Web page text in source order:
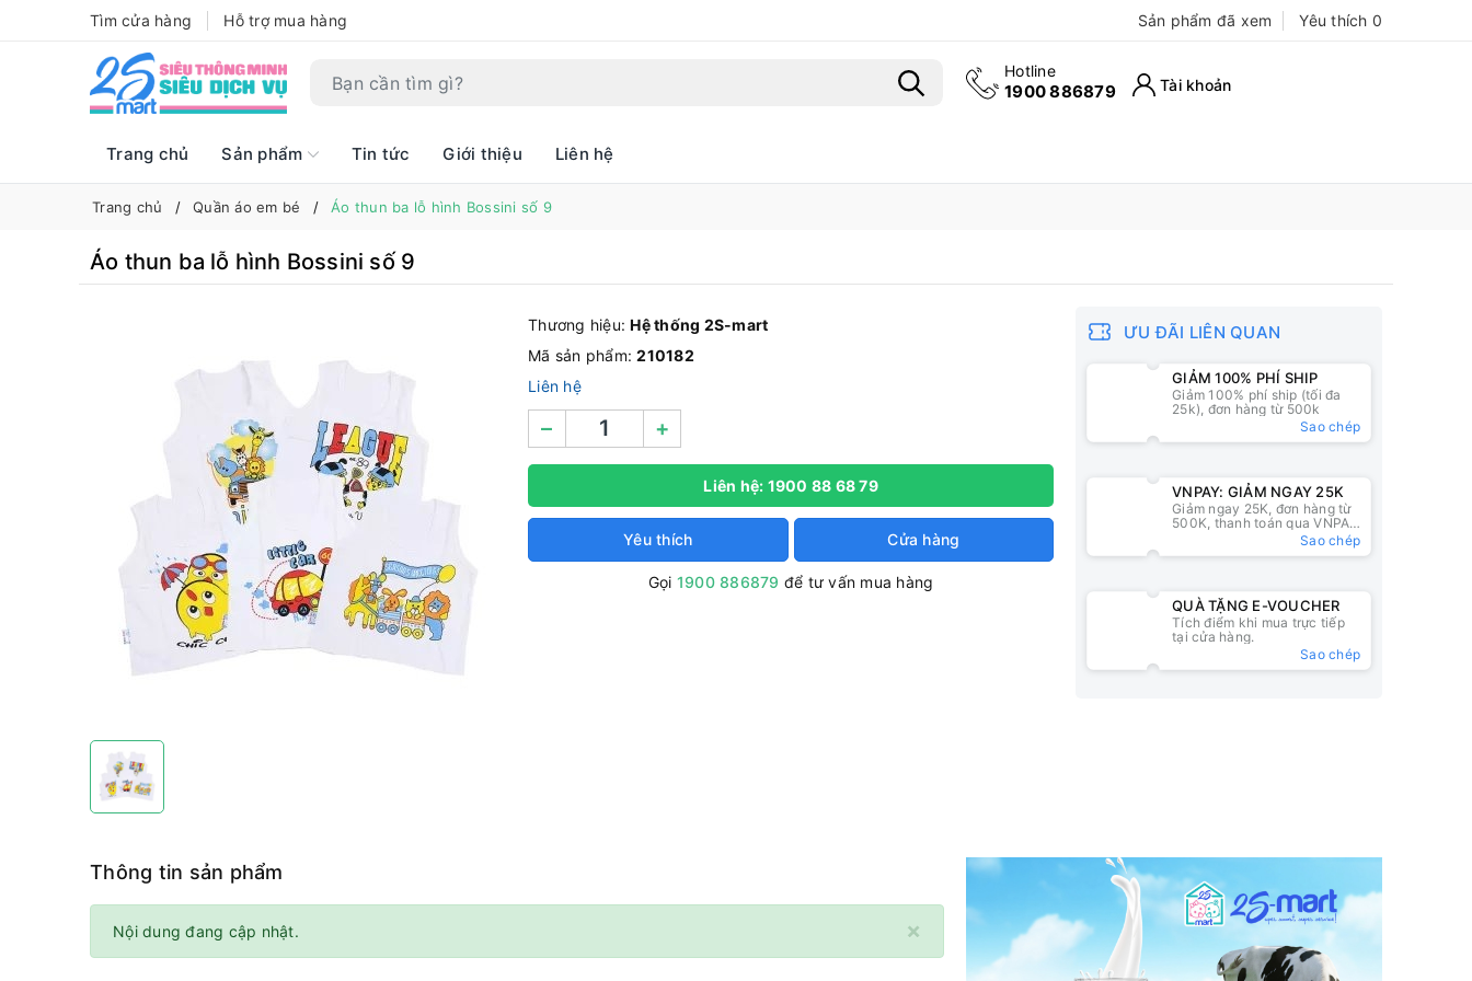
Tìm cửa hàng Hỗ trợ mua hàng Sản phẩm đã xem Yêu thích 0
Hotline
1900 886879 Tài khoản
Trang chủ Sản phẩm Tin tức Giới thiệu Liên hệ
Trang chủ Quần áo em bé Áo thun ba lỗ hình Bossini số 9
Áo thun ba lỗ hình Bossini số 9
Thương hiệu:Hệ thống 2S-mart
Mã sản phẩm:210182
Liên hệ
– +
Liên hệ: 1900 88 68 79
Yêu thích Cửa hàng
Gọi 1900 886879 để tư vấn mua hàng
ƯU ĐÃI LIÊN QUAN
GIẢM 100% PHÍ SHIP
Giảm 100% phí ship (tối đa
25k), đơn hàng từ 500k
Sao chép
VNPAY: GIẢM NGAY 25K
Giảm ngay 25K, đơn hàng từ
500K, thanh toán qua VNPAY
Sao chép
QUÀ TẶNG E-VOUCHER
Tích điểm khi mua trực tiếp
tại cửa hàng.
Sao chép
Thông tin sản phẩm
×
Nội dung đang cập nhật.